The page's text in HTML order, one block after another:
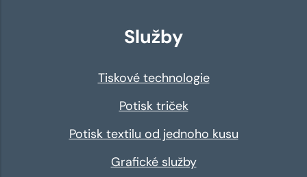
Služby
Tiskové technologie
Potisk triček
Potisk textilu od jednoho kusu
Grafické služby